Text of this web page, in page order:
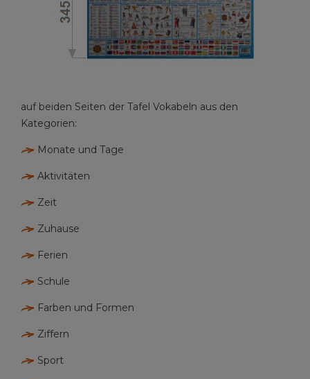
auf beiden Seiten der Tafel Vokabeln aus den
Kategorien:
Monate und Tage
Aktivitäten
Zeit
Zuhause
Ferien
Schule
Farben und Formen
Ziffern
Sport